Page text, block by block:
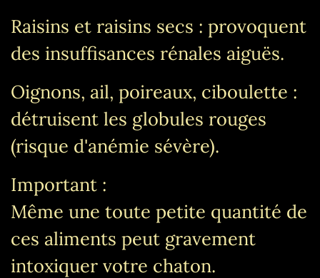
Raisins et raisins secs : provoquent
des insuffisances rénales aiguës.
Oignons, ail, poireaux, ciboulette :
détruisent les globules rouges
(risque d'anémie sévère).
Important :
Même une toute petite quantité de
ces aliments peut gravement
intoxiquer votre chaton.